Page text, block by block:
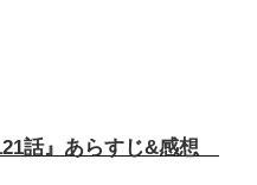
話』あらすじ&感想